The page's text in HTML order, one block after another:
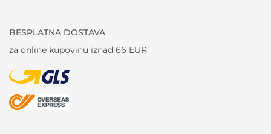
BESPLATNA DOSTAVA
za online kupovinu iznad 66 EUR